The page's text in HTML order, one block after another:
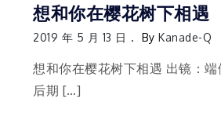
想和你在樱花树下相遇
2019 年 5 月 13 日 ByKanade-Q
想和你在樱花树下相遇 出镜：
后期 […]